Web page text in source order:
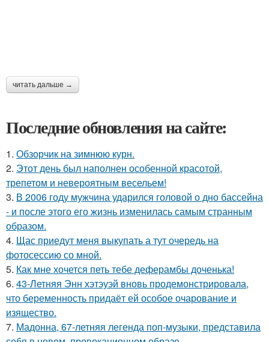
читать дальше →
Последние обновления на сайте:
1. Обзорчик на зимнюю курн.
2. Этот день был наполнен особенной красотой,
трепетом и невероятным весельем!
3. В 2006 году мужчина ударился головой о дно бассейна
- и после этого его жизнь изменилась самым странным
образом.
4. Щас приедут меня выкупать а тут очередь на
фотосессию со мной.
5. Как мне хочется петь тебе деферамбы доченька!
6. 43-Летняя Энн хэтэуэй вновь продемонстрировала,
что беременность придаёт ей особое очарование и
изящество.
7. Мадонна, 67-летняя легенда поп-музыки, представила